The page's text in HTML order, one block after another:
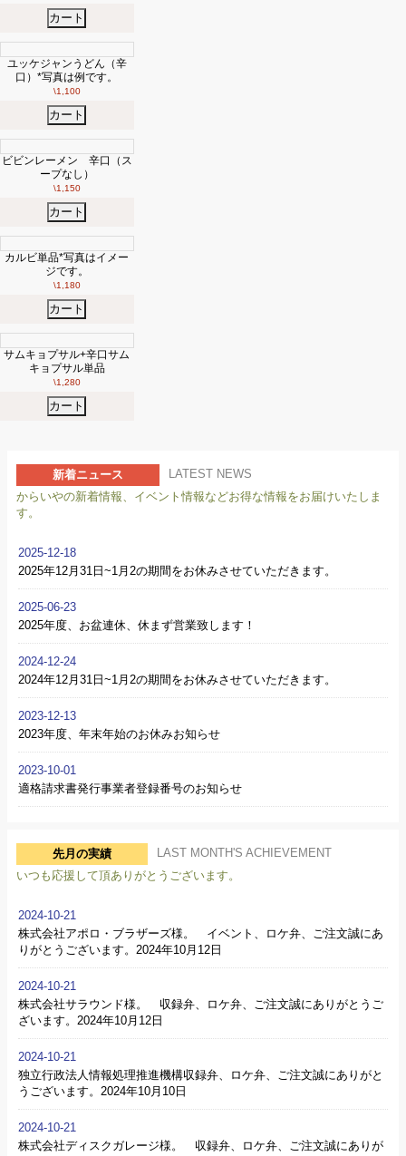
カート
ユッケジャンうどん（辛
口）*写真は例です。
\1,100
カート
ビビンレーメン 辛口（ス
ープなし）
\1,150
カート
カルビ単品*写真はイメー
ジです。
\1,180
カート
サムキョプサル+辛口サム
キョプサル単品
\1,280
カート
新着ニュース
LATEST NEWS
からいやの新着情報、イベント情報などお得な情報をお届けいたしま
す。
2025-12-18
2025年12月31日~1月2の期間をお休みさせていただきます。
2025-06-23
2025年度、お盆連休、休まず営業致します！
2024-12-24
2024年12月31日~1月2の期間をお休みさせていただきます。
2023-12-13
2023年度、年末年始のお休みお知らせ
2023-10-01
適格請求書発行事業者登録番号のお知らせ
先月の実績
LAST MONTH'S ACHIEVEMENT
いつも応援して頂ありがとうございます。
2024-10-21
株式会社アポロ・ブラザーズ様。 イベント、ロケ弁、ご注文誠にあ
りがとうございます。2024年10月12日
2024-10-21
株式会社サラウンド様。 収録弁、ロケ弁、ご注文誠にありがとうご
ざいます。2024年10月12日
2024-10-21
独立行政法人情報処理推進機構収録弁、ロケ弁、ご注文誠にありがと
うございます。2024年10月10日
2024-10-21
株式会社ディスクガレージ様。 収録弁、ロケ弁、ご注文誠にありが